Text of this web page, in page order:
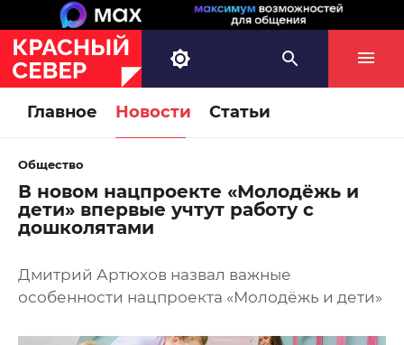
Главное Новости Статьи
Общество
В новом нацпроекте «Молодёжь и
дети» впервые учтут работу с
дошколятами
Дмитрий Артюхов назвал важные
особенности нацпроекта «Молодёжь и дети»